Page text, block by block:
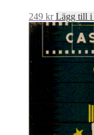
249 kr Lägg till i